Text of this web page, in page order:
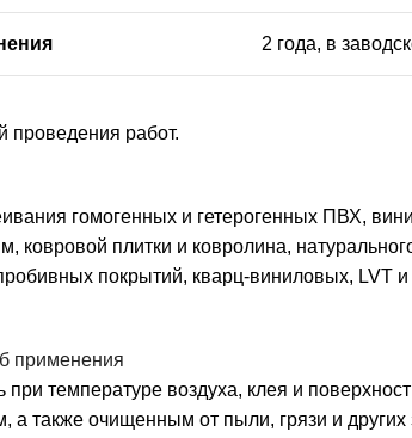
2 года, в
проведения работ.
гомогенных и гетерогенных ПВХ,
ковровой плитки и ковролина,
покрытий, кварц-виниловых,
применения
температуре воздуха, клея и
также очищенным от пыли, грязи и